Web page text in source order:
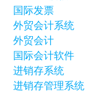
国际发票
外贸会计系统
外贸会计
国际会计软件
进销存系统
进销存管理系统